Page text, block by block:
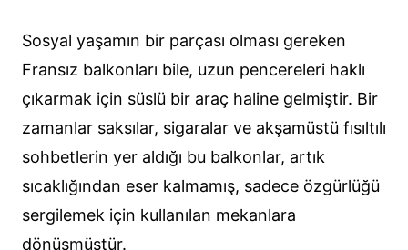
Sosyal yaşamın bir parçası olması gereken
Fransız balkonları bile, uzun pencereleri haklı
çıkarmak için süslü bir araç haline gelmiştir. Bir
zamanlar saksılar, sigaralar ve akşamüstü fısıltılı
sohbetlerin yer aldığı bu balkonlar, artık
sıcaklığından eser kalmamış, sadece özgürlüğü
sergilemek için kullanılan mekanlara
dönüşmüştür.